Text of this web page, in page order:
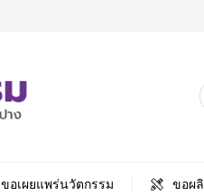
ขอเผยแพร่นวัตกรรม ขอผ